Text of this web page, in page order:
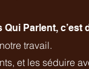
Parlent, c’est
travail.
et les séduire